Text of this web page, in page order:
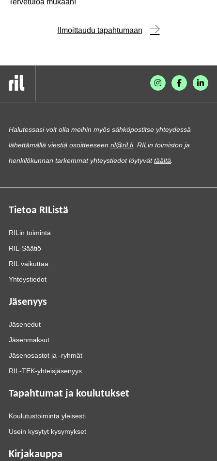
Tervetuloa mukaan!
Ilmoittaudu tapahtumaan
Halutessasi voit olla meihin myös sähköpostitse yhteydessä
lähettämällä viestiä osoitteeseen ril@ril.fi. RILin toimiston ja
henkilökunnan tarkemmat yhteystiedot löytyvättäältä
Tietoa RIListä
RILin toiminta
RIL-Säätiö
RIL vaikuttaa
Yhteystiedot
Jäsenyys
Jäsenedut
Jäsenmaksut
Jäsenosastot ja -ryhmät
RIL-TEK-yhteisjäsenyys
Tapahtumat ja koulutukset
Koulutustoiminta yleisesti
Usein kysytyt kysymykset
Kirjakauppa